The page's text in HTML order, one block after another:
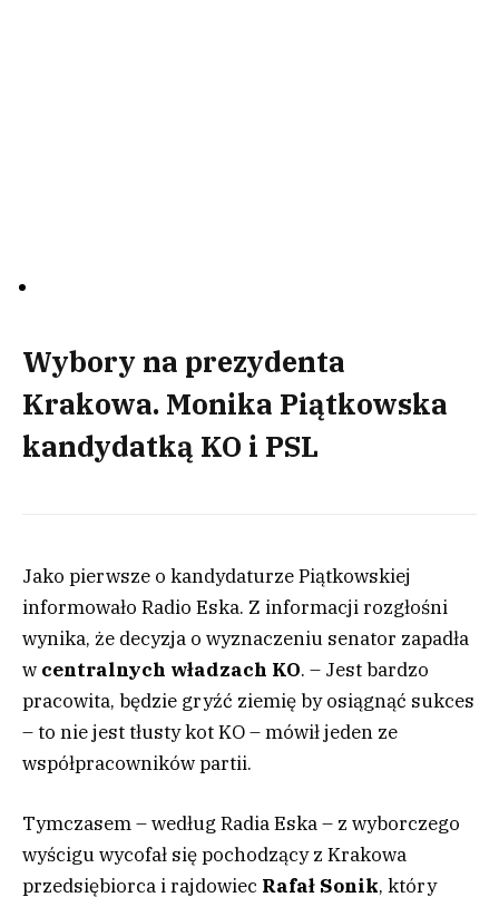
Wybory na prezydenta
Krakowa. Monika Piątkowska
kandydatką KO i PSL
Jako pierwsze o kandydaturze Piątkowskiej
informowało Radio Eska. Z informacji rozgłośni
wynika, że decyzja o wyznaczeniu senator zapadła
w centralnych władzach KO. – Jest bardzo
pracowita, będzie gryźć ziemię by osiągnąć sukces
– to nie jest tłusty kot KO – mówił jeden ze
współpracowników partii.
Tymczasem – według Radia Eska – z wyborczego
wyścigu wycofał się pochodzący z Krakowa
przedsiębiorca i rajdowiec Rafał Sonik, który